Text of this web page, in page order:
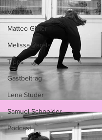
Video
Matteo Gisler
Melissa Varela
Tipps
Gastbeitrag
Lena Studer
Samuel Schneider
Podcast